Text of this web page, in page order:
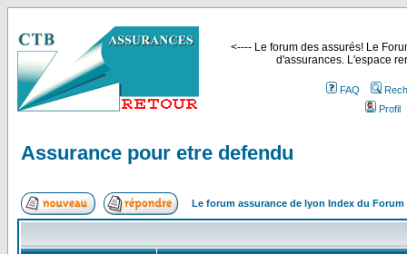
<---- Le forum des assurés! Le
d'assurances. L'espace
FAQ
Profil
Assurance pour etre defendu
Le forum assurance de lyon Index du Forum